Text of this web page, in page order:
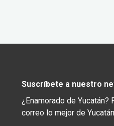
Suscríbete a nuestro
¿Enamorado de Yucatán?
correo lo mejor de